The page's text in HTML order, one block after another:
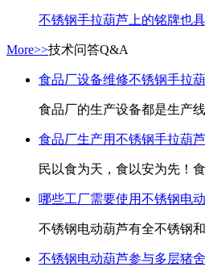
不锈钢手拉葫芦上的铭牌也
More>>技术问答Q&A
食品厂设备维修不锈钢手拉
食品厂的生产设备都是生产
食品厂生产用不锈钢手拉葫
民以食为天，食以安为先！
哪些工厂需要使用不锈钢电
不锈钢电动葫芦有全不锈钢
不锈钢电动葫芦参与多层猪